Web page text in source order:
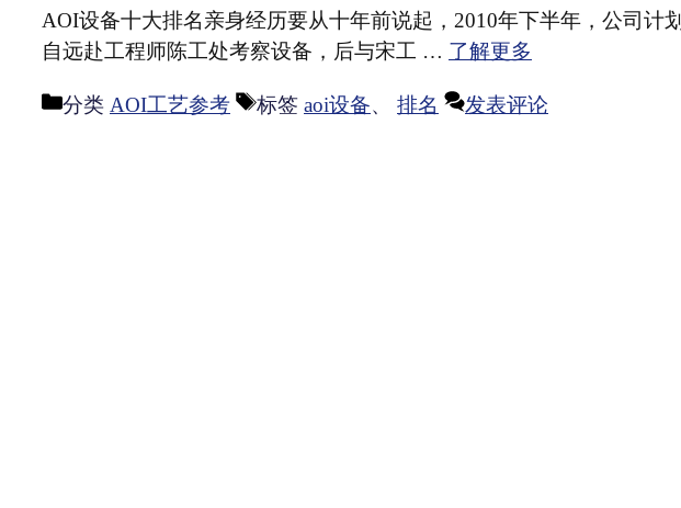
AOI设备十大排名亲身经历要从十年前说起，2010年下半年，公司计
自远赴工程师陈工处考察设备，后与宋工 … 了解更多
分类 AOI工艺参考 标签 aoi设备、 排名 发表评论